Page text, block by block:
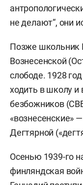
не делают“, они
Позже школьник
Вознесенской
слободе. 1928
ходить в школу и
безбожников
«вознесенские»
Дегтярной
Осенью 1939-го
финляндская